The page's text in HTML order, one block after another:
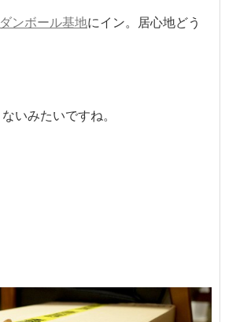
ダンボール基地にイン。居心地どう
いみたいですね。